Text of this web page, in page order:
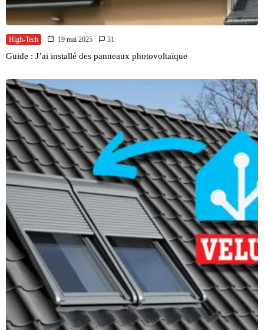
High-Tech 19 mai 2025 31
Guide : J’ai installé des panneaux photovoltaïque